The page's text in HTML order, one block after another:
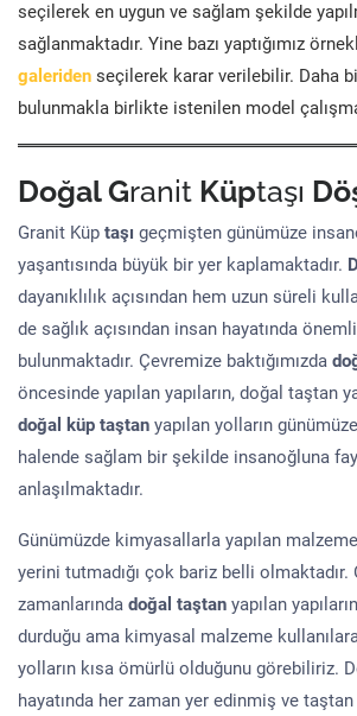
seçilerek en uygun ve sağlam şekilde
sağlanmaktadır. Yine bazı yaptığımız
galeriden seçilerek karar verilebilir. Daha
bulunmakla birlikte istenilen model
Doğal Granit Küptaşı
Granit Küp taşı geçmişten günümüze
yaşantısında büyük bir yer kaplamaktadır.
dayanıklılık açısından hem uzun süreli
de sağlık açısından insan hayatında
bulunmaktadır. Çevremize baktığımızda
öncesinde yapılan yapıların, doğal taştan
doğal küp taştan yapılan yolların
halende sağlam bir şekilde insanoğluna
anlaşılmaktadır.
Günümüzde kimyasallarla yapılan
yerini tutmadığı çok bariz belli olmaktadır.
zamanlarında doğal taştan yapılan
durduğu ama kimyasal malzeme
yolların kısa ömürlü olduğunu görebiliriz.
hayatında her zaman yer edinmiş ve